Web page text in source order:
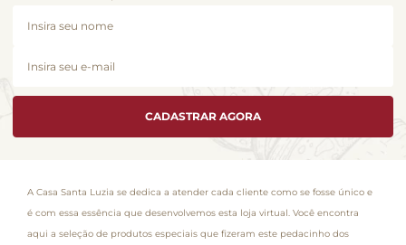
CADASTRAR AGORA
A Casa Santa Luzia se dedica a atender cada cliente como se fosse único e
é com essa essência que desenvolvemos esta loja virtual. Você encontra
aqui a seleção de produtos especiais que fizeram este pedacinho dos